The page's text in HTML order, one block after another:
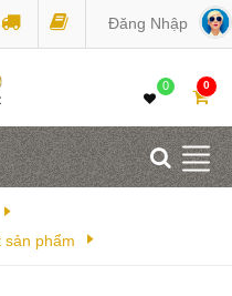
Đăng Nhập
0 0
sản phẩm